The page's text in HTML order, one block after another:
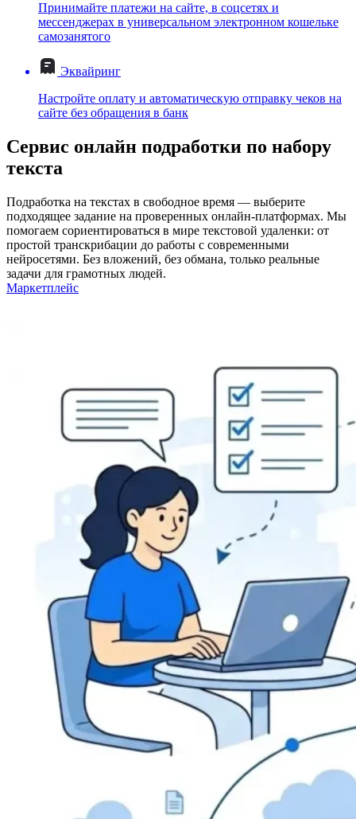
Принимайте платежи на сайте, в соцсетях и
мессенджерах в универсальном электронном кошельке
самозанятого
Эквайринг
Настройте оплату и автоматическую отправку чеков на
сайте без обращения в банк
Сервис онлайн подработки по набору
текста
Подработка на текстах в свободное время — выберите
подходящее задание на проверенных онлайн-платформах. Мы
помогаем сориентироваться в мире текстовой удаленки: от
простой транскрибации до работы с современными
нейросетями. Без вложений, без обмана, только реальные
задачи для грамотных людей.
Маркетплейс